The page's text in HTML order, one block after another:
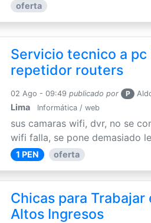
oferta
Servicio tecnico a
repetidor routers
02 Ago - 09:49 publicado por P
Lima Informática / web
sus camaras wifi, dvr, no se
wifi falla, se pone demasiado
1 PEN oferta
Chicas para
Altos Ingresos